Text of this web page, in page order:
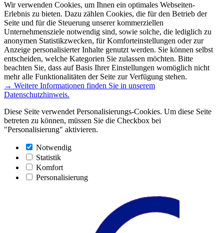
Wir verwenden Cookies, um Ihnen ein optimales Webseiten-
Erlebnis zu bieten. Dazu zählen Cookies, die für den Betrieb der
Seite und für die Steuerung unserer kommerziellen
Unternehmensziele notwendig sind, sowie solche, die lediglich zu
anonymen Statistikzwecken, für Komforteinstellungen oder zur
Anzeige personalisierter Inhalte genutzt werden. Sie können selbst
entscheiden, welche Kategorien Sie zulassen möchten. Bitte
beachten Sie, dass auf Basis Ihrer Einstellungen womöglich nicht
mehr alle Funktionalitäten der Seite zur Verfügung stehen.
→ Weitere Informationen finden Sie in unserem
Datenschutzhinweis.
Diese Seite verwendet Personalisierungs-Cookies. Um diese Seite
betreten zu können, müssen Sie die Checkbox bei
"Personalisierung" aktivieren.
Notwendig
Statistik
Komfort
Personalisierung